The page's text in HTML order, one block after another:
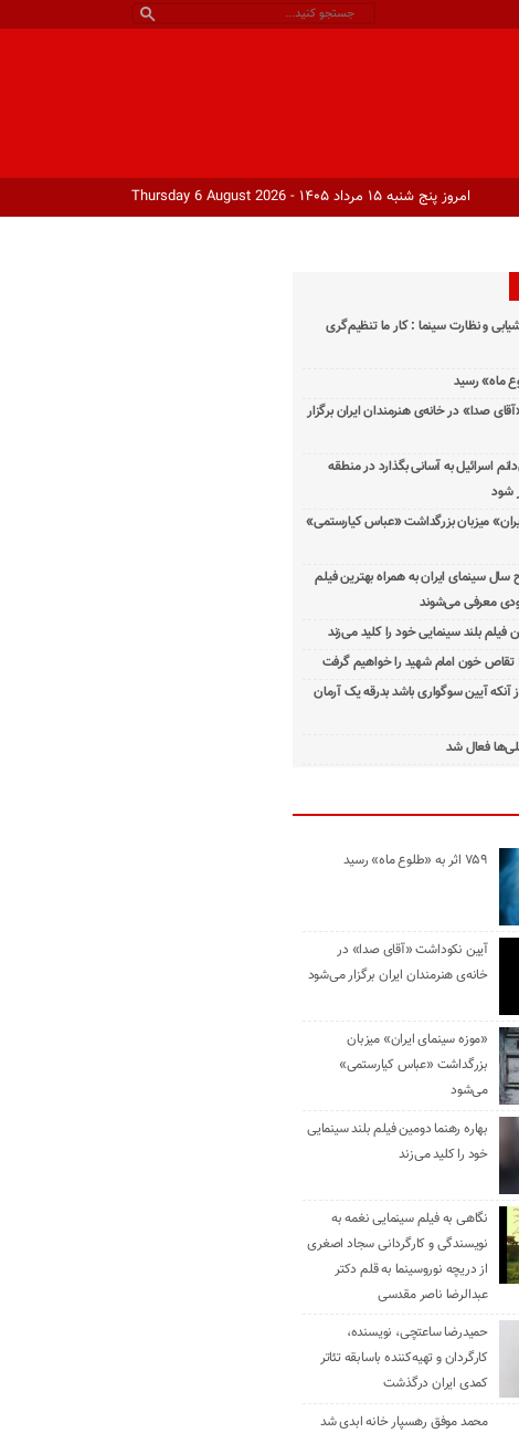
امروز پنج شنبه ۱۵ مرداد ۱۴۰۵ - Thursday 6 August 2026
و نظارت سینما : کار ما تنظیم‌گری
صدا» در خانه‌ی هنرمندان ایران برگزار
اسرائیل به آسانی بگذارد در منطقه
شود
میزبان بزرگداشت «عباس کیارستمی»
سینمای ایران به همراه بهترین فیلم
معرفی می‌شوند
فیلم بلند سینمایی خود را کلید می‌زند
خون امام شهید را خواهیم گرفت
آنکه آیین سوگواری باشد بدرقه یک آرمان
فعال شد
۷۵۹ اثر به «طلوع ماه» رسید
آیین نکوداشت «آقای صدا» در
خانه‌ی هنرمندان ایران برگزار می‌شود
«موزه سینمای ایران» میزبان
بزرگداشت «عباس کیارستمی»
می‌شود
بهاره رهنما دومین فیلم بلند سینمایی
خود را کلید می‌زند
نگاهی به فیلم سینمایی نغمه به
نویسندگی و کارگردانی سجاد اصغری
از دریچه نوروسینما به قلم دکتر
عبدالرضا ناصر مقدسی
حمیدرضا ساعتچی، نویسنده،
کارگردان و تهیه‌کننده باسابقه تئاتر
کمدی ایران درگذشت
محمد موفق رهسپار خانه ابدی شد